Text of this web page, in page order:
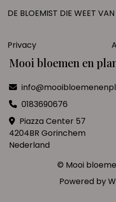
DE BLOEMIST DIE WEET VAN
Privacy
Mooi bloemen en
0183690676
Piazza Center 57
4204BR Gorinchem
Nederland
© Mooi
Powered by